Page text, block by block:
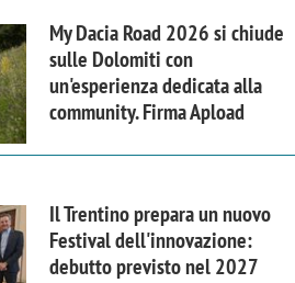
My Dacia Road 2026 si chiude
sulle Dolomiti con
un'esperienza dedicata alla
community. Firma Apload
Il Trentino prepara un nuovo
Festival dell'innovazione:
debutto previsto nel 2027